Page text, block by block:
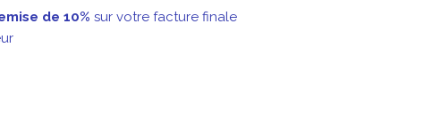
de 10% sur votre facture finale